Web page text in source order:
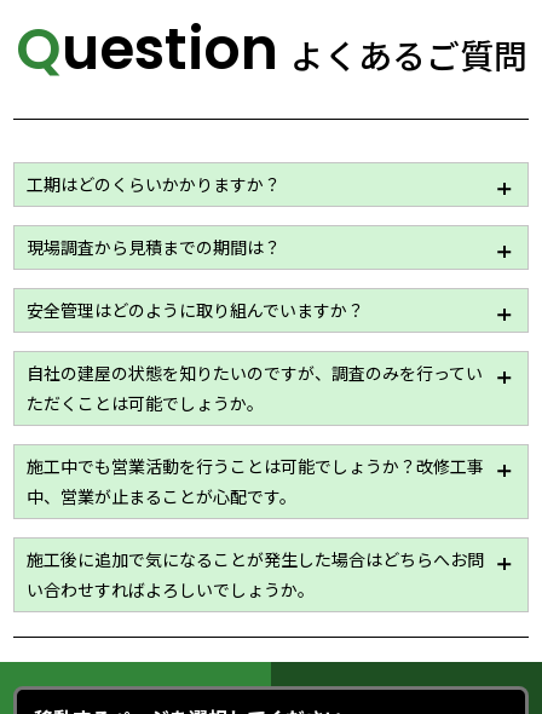
Question よくあるご質問
工期はどのくらいかかりますか？
工事内容や建屋の規模等によって変わりますが、一般
的には2～3週間を想定しております。
詳細はお問い合わせください。
現場調査から見積までの期間は？
建屋の規模や資料のご要望によって多少の差はありま
すが、1週間から10日まででご提出させていただきま
す。
安全管理はどのように取り組んでいますか？
ハウスメイク牛久では作業員の名簿をはじめ、危機予
知活動日報等を用いて安全管理を目的とした書類の作
成・管理を徹底しており、現場の状況を関係者間で
日々共有しております。
自社の建屋の状態を知りたいのですが、調査のみを行ってい
ただくことは可能でしょうか。
はい！現場調査は「無料」で行わせていただきます。
工場、倉庫、老健施設のことまでどんな些細なことで
もお答えいたします。
施工中でも営業活動を行うことは可能でしょうか？改修工事
中、営業が止まることが心配です。
最大限業務に支障のないよう配慮いたしますが詳細は
現場調査が必要になりますので、一度ご相談くださ
い。
施工後に追加で気になることが発生した場合はどちらへお問
い合わせすればよろしいでしょうか。
基本、すべて「ハウスメイク牛久」にて承ります。
その後、各専門担当への手配もすべてハウスメイク牛
久が行いますのでご安心ください。